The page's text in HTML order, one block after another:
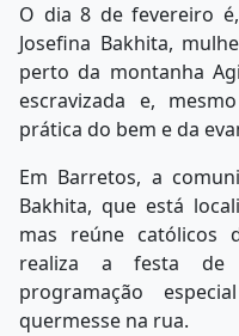
O dia 8 de fevereiro
Josefina Bakhita,
perto da montanha
escravizada e,
prática do bem e da
Em Barretos, a
Bakhita, que está
mas reúne católicos
realiza a festa de
programação
quermesse na rua.